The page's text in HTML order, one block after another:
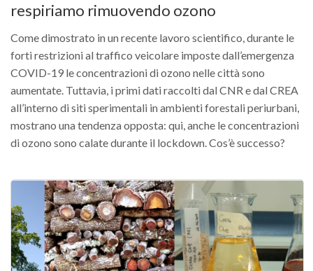
respiriamo rimuovendo ozono
Come dimostrato in un recente lavoro scientifico, durante le
forti restrizioni al traffico veicolare imposte dall’emergenza
COVID-19 le concentrazioni di ozono nelle città sono
aumentate. Tuttavia, i primi dati raccolti dal CNR e dal CREA
all’interno di siti sperimentali in ambienti forestali periurbani,
mostrano una tendenza opposta: qui, anche le concentrazioni
di ozono sono calate durante il lockdown. Cos’è successo?